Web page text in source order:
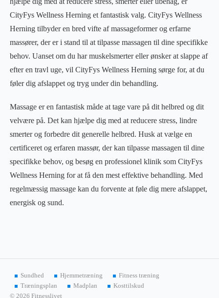
CityFys Wellness Herning et fantastisk valg. CityFys Wellness
Herning tilbyder en bred vifte af massageformer og erfarne
massører, der er i stand til at tilpasse massagen til dine specifikke
behov. Uanset om du har muskelsmerter eller ønsker at slappe af
efter en travl uge, vil CityFys Wellness Herning sørge for, at du
føler dig afslappet og tryg under din behandling.
Massage er en fantastisk måde at tage vare på dit helbred og dit
velvære på. Det kan hjælpe dig med at reducere stress, lindre
smerter og forbedre dit generelle helbred. Husk at vælge en
certificeret og erfaren massør, der kan tilpasse massagen til dine
specifikke behov, og besøg en professionel klinik som CityFys
Wellness Herning for at få den mest effektive behandling. Med
regelmæssig massage kan du forvente at føle dig mere afslappet,
energisk og sund.
Sundhed Hjemmetræning
Fitness træning
Træningsplan
Madplan
Kosttilskud
© 2026 Fitnesslivet